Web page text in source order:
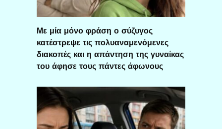
Με μία μόνο φράση ο σύζυγος
κατέστρεψε τις πολυαναμενόμενες
διακοπές και η απάντηση της γυναίκας
του άφησε τους πάντες άφωνους